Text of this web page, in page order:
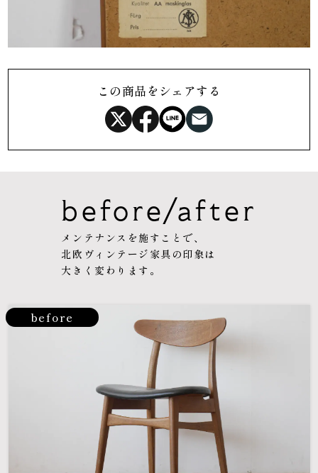
この商品をシェアする
before/after
メンテナンスを施すことで、
北欧ヴィンテージ家具の印象は
大きく変わります。
before